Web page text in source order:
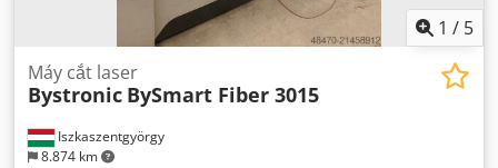
1 / 5
Iszkaszentgyörgy
8.874 km
Máy cắt laser
Bystronic BySmart Fiber 3015